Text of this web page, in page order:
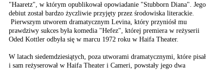
"Haaretz", w którym opublikował opowiadanie "Stubborn Diana". Jego
debiut został bardzo życzliwie przyjęty przez środowiska literackie.
Pierwszym utworem dramatycznym Levina, który przyniósł mu
prawdziwy sukces była komedia "Hefez", której premiera w reżyserii
Oded Kottler odbyła się w marcu 1972 roku w Haifa Theater.
W latach siedemdziesiątych, poza utworami dramatycznymi, które pisał
i sam reżyserował w Haifa Theater i Cameri, powstały jego dwa